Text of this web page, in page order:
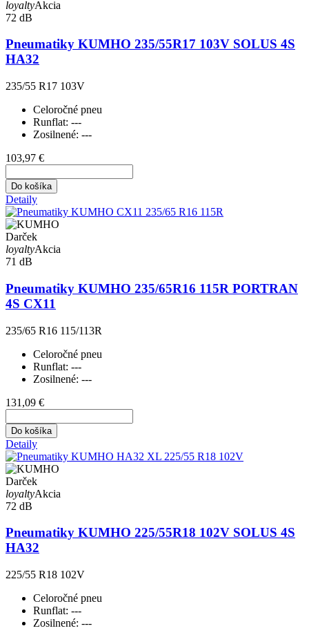
loyaltyAkcia
72 dB
Pneumatiky KUMHO 235/55R17 103V SOLUS 4S
HA32
235/55 R17 103V
Celoročné pneu
Runflat: ---
Zosilnené: ---
103,97 €
Do košíka
Detaily
Darček
loyaltyAkcia
71 dB
Pneumatiky KUMHO 235/65R16 115R PORTRAN
4S CX11
235/65 R16 115/113R
Celoročné pneu
Runflat: ---
Zosilnené: ---
131,09 €
Do košíka
Detaily
Darček
loyaltyAkcia
72 dB
Pneumatiky KUMHO 225/55R18 102V SOLUS 4S
HA32
225/55 R18 102V
Celoročné pneu
Runflat: ---
Zosilnené: ---